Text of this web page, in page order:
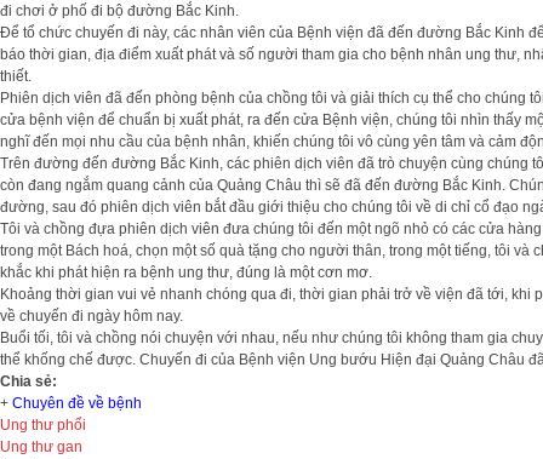
đi chơi ở phố đi bộ đường Bắc Kinh.
Để tổ chức chuyến đi này, các nhân viên của Bệnh viện đã đến đường Bắc Kinh
báo thời gian, địa điểm xuất phát và số người tham gia cho bệnh nhân ung thư,
thiết.
Phiên dịch viên đã đến phòng bệnh của chồng tôi và giải thích cụ thể cho
cửa bệnh viện để chuẩn bị xuất phát, ra đến cửa Bệnh viện, chúng tôi nhìn thấy
nghĩ đến mọi nhu cầu của bệnh nhân, khiến chúng tôi vô cùng yên tâm và cảm
Trên đường đến đường Bắc Kinh, các phiên dịch viên đã trò chuyện cùng chúng
còn đang ngắm quang cảnh của Quảng Châu thì sẽ đã đến đường Bắc Kinh.
đường, sau đó phiên dịch viên bắt đầu giới thiệu cho chúng tôi về di chỉ cổ đạo
Tôi và chồng đựa phiên dịch viên đưa chúng tôi đến một ngõ nhỏ có các cửa
trong một Bách hoá, chọn một số quà tặng cho người thân, trong một tiếng, tôi
khắc khi phát hiện ra bệnh ung thư, đúng là một cơn mơ.
Khoảng thời gian vui vẻ nhanh chóng qua đi, thời gian phải trở về viện đã tới,
về chuyến đi ngày hôm nay.
Buổi tối, tôi và chồng nói chuyện với nhau, nếu như chúng tôi không tham gia
thể khống chế được. Chuyến đi của Bệnh viện Ung bướu Hiện đại Quảng Châu
Chia sẻ:
+ Chuyên đề về bệnh
Ung thư phổi
Ung thư gan